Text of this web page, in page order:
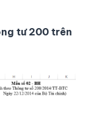
tư 200 trên